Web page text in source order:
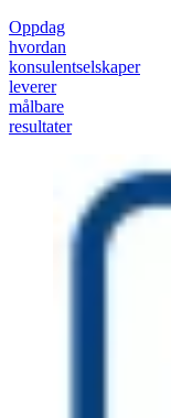
Oppdag
hvordan
konsulentselskaper
leverer
målbare
resultater